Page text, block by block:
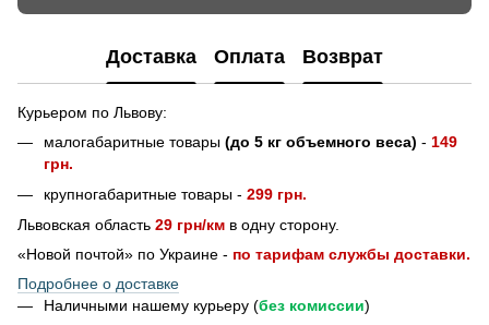
Доставка Оплата Возврат
Курьером по Львову:
малогабаритные товары (до 5 кг объемного веса) - 149
грн.
крупногабаритные товары - 299 грн.
Львовская область 29 грн/км в одну сторону.
«Новой почтой» по Украине - по тарифам службы доставки.
Подробнее о доставке
Наличными нашему курьеру (без комиссии)